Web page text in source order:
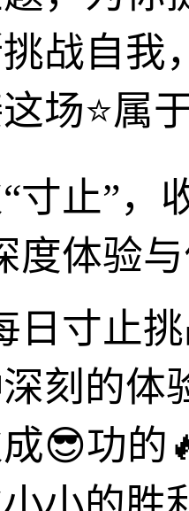
战自我
场⭐属
寸止”
度体验
日寸止
刻的体
😎功的